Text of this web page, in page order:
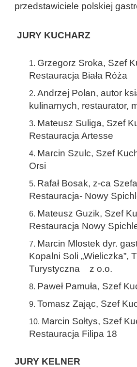
przedstawiciele polskiej
JURY KUCHARZ
Grzegorz Sroka, Szef
Restauracja Biała Róża
Andrzej Polan, autor
kulinarnych, restaurator,
Mateusz Suliga, Szef
Restauracja Artesse
Marcin Szulc, Szef
Orsi
Rafał Bosak, z-ca
Restauracja- Nowy
Mateusz Guzik, Szef
Restauracja Nowy
Marcin Mlostek dyr.
Kopalni Soli „Wieliczka”,
Turystyczna z o.o.
Paweł Pamuła, Szef
Tomasz Zając, Szef
Marcin Sołtys, Szef
Restauracja Filipa 18
JURY KELNER